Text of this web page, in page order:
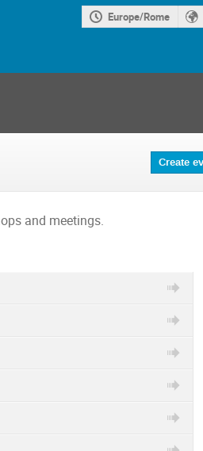
Europe/Rome
Create
and meetings.